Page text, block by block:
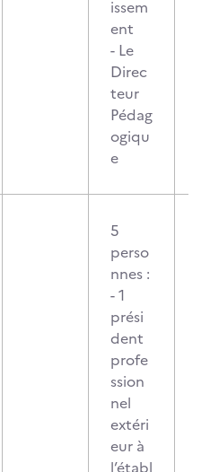
issem
ent
- Le
Direc
teur
Pédag
ogiqu
e
5
perso
nnes :
- 1
prési
dent
profe
ssion
nel
extéri
eur à
l’établ